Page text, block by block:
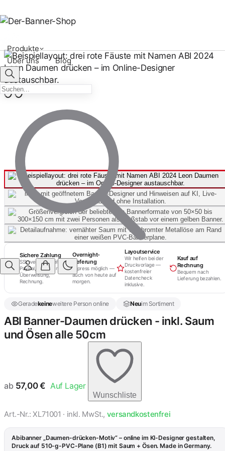
Produkte
Über uns
Blog
Sichere Zahlung
SSL-verschlüsselt.
PayPal, Kreditkarte,
Überweisung,
Rechnung.
Overnight-
Lieferung
Express möglich —
auch von heute auf
morgen.
Layoutservice
Wir helfen bei der
Druckvorlage —
kostenfreier
Datencheck
inklusive.
Kauf auf
Rechnung
Bequem nach
Lieferung bezahlen.
Geradekeineweitere Person online Neuim Sortiment
ABI Banner-Daumen drücken - inkl. Saum
und Ösen alle 50cm
ab 57,00€ Auf Lager
Wunschliste
Art.-Nr.: XL71001 · inkl. MwSt., versandkostenfrei
Abibanner „Daumen-drücken-Motiv“ – online im KI-Designer gestalten,
Druck auf 510-g-PVC-Plane (B1) mit Saum + Ösen. Made in Germany.